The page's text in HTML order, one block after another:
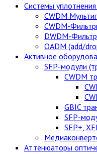
Cистемы
CWDM
CWDM-
DWDM-
OADM (add/
Активное
SFP-модули
CWDM
GBIC
SFP-
SFP+,
Аттенюаторы